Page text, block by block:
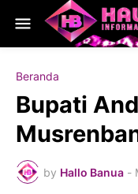
Beranda
Bupati
by Hallo Banua -